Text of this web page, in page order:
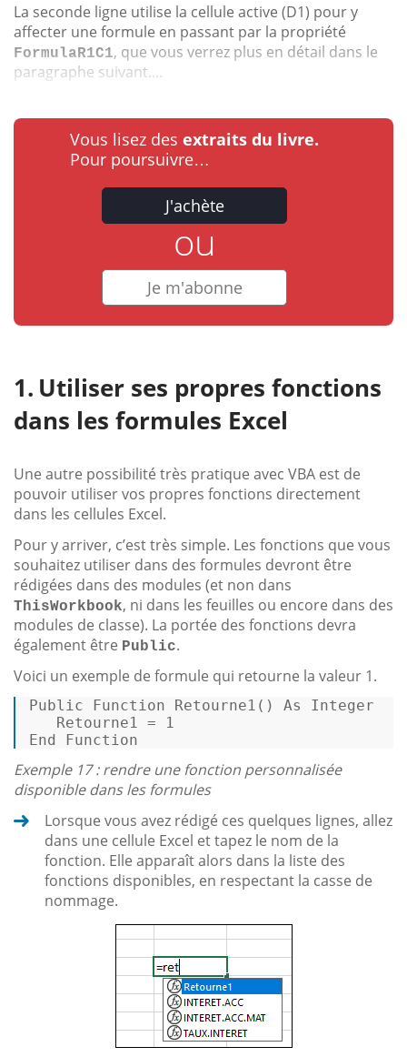
La seconde ligne utilise la cellule active (D1) pour y
affecter une formule en passant par la propriété
FormulaR1C1, que vous verrez plus en détail dans le
paragraphe suivant....
Vous lisez des extraits du livre.
Pour poursuivre…
J'achète
ou
Je m'abonne
Utiliser ses propres fonctions
dans les formules Excel
Une autre possibilité très pratique avec VBA est de
pouvoir utiliser vos propres fonctions directement
dans les cellules Excel.
Pour y arriver, c’est très simple. Les fonctions que vous
souhaitez utiliser dans des formules devront être
rédigées dans des modules (et non dans
ThisWorkbook, ni dans les feuilles ou encore dans des
modules de classe). La portée des fonctions devra
également être Public.
Voici un exemple de formule qui retourne la valeur 1.
Public Function Retourne1() As
Integer
Retourne1 =
1
End
Function
Exemple 17 : rendre une fonction personnalisée
disponible dans les formules
Lorsque vous avez rédigé ces quelques lignes, allez
dans une cellule Excel et tapez le nom de la
fonction. Elle apparaît alors dans la liste des
fonctions disponibles, en respectant la casse de
nommage.